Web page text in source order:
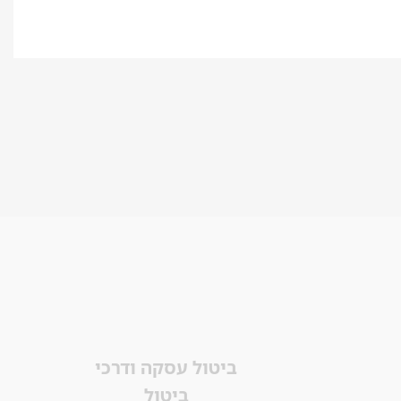
ביטול עסקה ודרכי
ביטול